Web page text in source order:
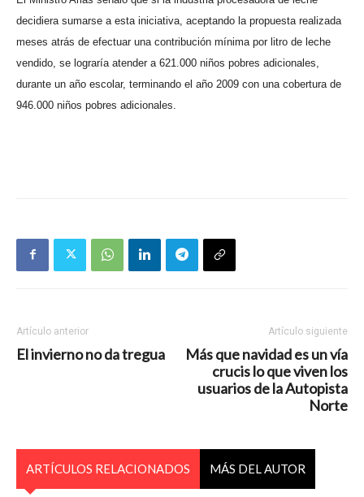
decidiera sumarse a esta iniciativa, aceptando la propuesta realizada
meses atrás de efectuar una contribución mínima por litro de leche
vendido, se lograría atender a 621.000 niños pobres adicionales,
durante un año escolar, terminando el año 2009 con una cobertura de
946.000 niños pobres adicionales.
Artículo anterior
El invierno no da tregua
Artículo siguiente
Más que navidad es un vía
crucis lo que viven los
usuarios de la Autopista
Norte
ARTÍCULOS RELACIONADOS MÁS DEL AUTOR